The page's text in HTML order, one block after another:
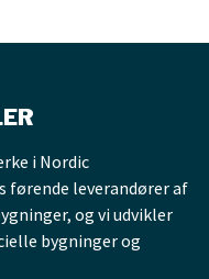
i Nordic
førende leverandører af
og vi udvikler
bygninger og